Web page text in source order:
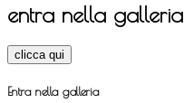
entra nella galleria
clicca qui
Entra nella galleria